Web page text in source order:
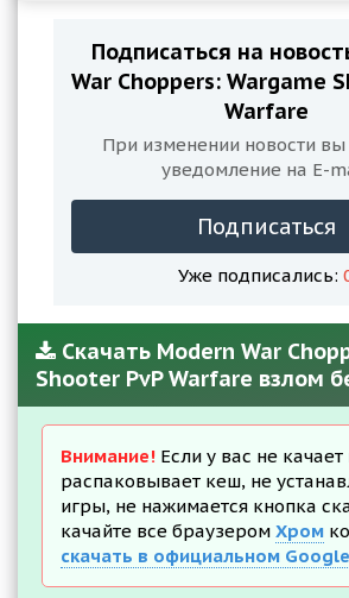
Подписаться на
War Choppers: Wargame
Warfare
При изменении новости вы
уведомление на E-
Подписаться
Уже подписались:
Скачать Modern War
Shooter PvP Warfare взлом
Внимание! Если у вас не
распаковывает кеш, не
игры, не нажимается кнопка
качайте все браузером Хром
скачать в официальном